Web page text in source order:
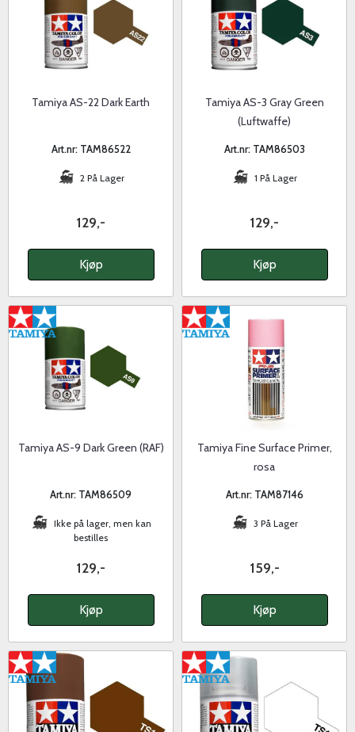
Tamiya AS-22 Dark Earth
Art.nr: TAM86522
2 På Lager
129,-
Kjøp
Tamiya AS-3 Gray Green
(Luftwaffe)
Art.nr: TAM86503
1 På Lager
129,-
Kjøp
Tamiya AS-9 Dark Green (RAF)
Art.nr: TAM86509
Ikke på lager, men kan
bestilles
129,-
Kjøp
Tamiya Fine Surface Primer,
rosa
Art.nr: TAM87146
3 På Lager
159,-
Kjøp